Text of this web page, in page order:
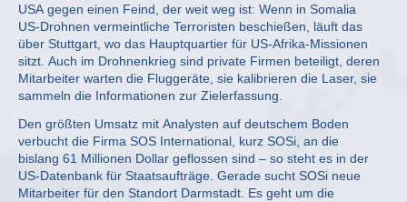
USA gegen einen Feind, der weit weg ist: Wenn in Somalia
US-Drohnen vermeintliche Terroristen beschießen, läuft das
über Stuttgart, wo das Hauptquartier für US-Afrika-Missionen
sitzt. Auch im Drohnenkrieg sind private Firmen beteiligt, deren
Mitarbeiter warten die Fluggeräte, sie kalibrieren die Laser, sie
sammeln die Informationen zur Zielerfassung.
Den größten Umsatz mit Analysten auf deutschem Boden
verbucht die Firma SOS International, kurz SOSi, an die
bislang 61 Millionen Dollar geflossen sind – so steht es in der
US-Datenbank für Staatsaufträge. Gerade sucht SOSi neue
Mitarbeiter für den Standort Darmstadt. Es geht um die